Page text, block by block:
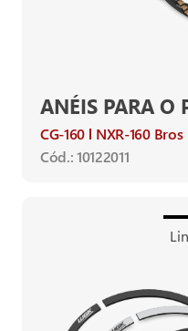
ANÉIS PARA O
CG-160
NXR-160 Bros
Cód.: 10122011